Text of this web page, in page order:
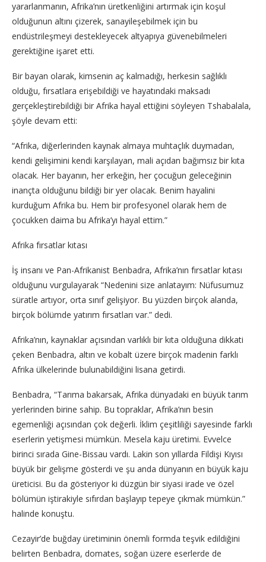
yararlanmanın, Afrika’nın üretkenliğini artırmak için koşul
olduğunun altını çizerek, sanayileşebilmek için bu
endüstrileşmeyi destekleyecek altyapıya güvenebilmeleri
gerektiğine işaret etti.
Bir bayan olarak, kimsenin aç kalmadığı, herkesin sağlıklı
olduğu, fırsatlara erişebildiği ve hayatındaki maksadı
gerçekleştirebildiği bir Afrika hayal ettiğini söyleyen Tshabalala,
şöyle devam etti:
“Afrika, diğerlerinden kaynak almaya muhtaçlık duymadan,
kendi gelişimini kendi karşılayan, mali açıdan bağımsız bir kıta
olacak. Her bayanın, her erkeğin, her çocuğun geleceğinin
inançta olduğunu bildiği bir yer olacak. Benim hayalini
kurduğum Afrika bu. Hem bir profesyonel olarak hem de
çocukken daima bu Afrika’yı hayal ettim.”
Afrika fırsatlar kıtası
İş insanı ve Pan-Afrikanist Benbadra, Afrika’nın fırsatlar kıtası
olduğunu vurgulayarak “Nedenini size anlatayım: Nüfusumuz
süratle artıyor, orta sınıf gelişiyor. Bu yüzden birçok alanda,
birçok bölümde yatırım fırsatları var.” dedi.
Afrika’nın, kaynaklar açısından varlıklı bir kıta olduğuna dikkati
çeken Benbadra, altın ve kobalt üzere birçok madenin farklı
Afrika ülkelerinde bulunabildiğini lisana getirdi.
Benbadra, “Tarıma bakarsak, Afrika dünyadaki en büyük tarım
yerlerinden birine sahip. Bu topraklar, Afrika’nın besin
egemenliği açısından çok değerli. İklim çeşitliliği sayesinde farklı
eserlerin yetişmesi mümkün. Mesela kaju üretimi. Evvelce
birinci sırada Gine-Bissau vardı. Lakin son yıllarda Fildişi Kıyısı
büyük bir gelişme gösterdi ve şu anda dünyanın en büyük kaju
üreticisi. Bu da gösteriyor ki düzgün bir siyasi irade ve özel
bölümün iştirakiyle sıfırdan başlayıp tepeye çıkmak mümkün.”
halinde konuştu.
Cezayir’de buğday üretiminin önemli formda teşvik edildiğini
belirten Benbadra, domates, soğan üzere eserlerde de